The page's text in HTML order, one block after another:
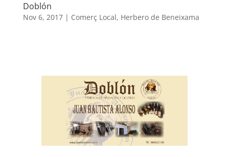
Doblón
Nov 6, 2017| Comerç Local, Herbero de Beneixama